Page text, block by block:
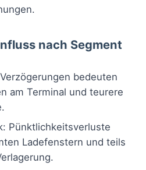
nach Segment
bedeuten
am Terminal und teurere
Pünktlichkeitsverluste
Ladefenstern und teils